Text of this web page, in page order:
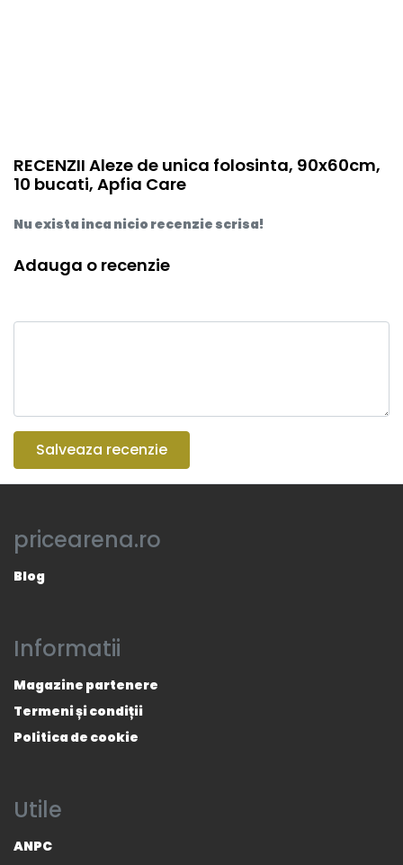
RECENZII Aleze de unica folosinta, 90x60cm,
10 bucati, Apfia Care
Nu exista inca nicio recenzie scrisa!
Adauga o recenzie
Salveaza recenzie
pricearena.ro
Blog
Informatii
Magazine partenere
Termeni și condiții
Politica de cookie
Utile
ANPC